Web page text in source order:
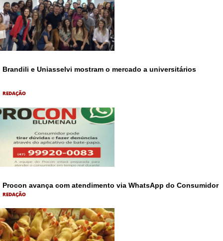
Brandili e Uniasselvi mostram o mercado a universitários
REDAÇÃO
Procon avança com atendimento via WhatsApp do Consumidor
REDAÇÃO